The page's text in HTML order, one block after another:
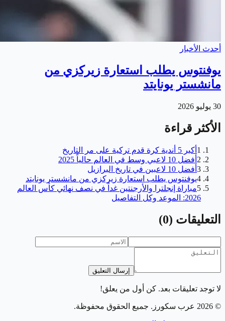
أحدث الأخبار
يوفنتوس يطلب استعارة زيركزي من
مانشستر يونايتد
30 يوليو 2026
الأكثر قراءة
1 أكبر 5 أندية كرة قدم تركية على مر التاريخ
2 أفضل 10 لاعبي وسط في العالم حالياً 2025
3 أفضل 10 لاعبين في تاريخ البرازيل
4يوفنتوس يطلب استعارة زيركزي من مانشستر يونايتد
5مباراة إنجلترا والأرجنتين غداً في نصف نهائي كأس العالم
2026: الموعد وكل التفاصيل
التعليقات (
0
)
إرسال التعليق
لا توجد تعليقات بعد. كن أول من يعلق!
©
2026 عرب سكورز . جميع الحقوق محفوظة.